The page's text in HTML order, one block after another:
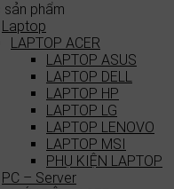
sản phẩm
Laptop
LAPTOP ACER
LAPTOP ASUS
LAPTOP DELL
LAPTOP HP
LAPTOP LG
LAPTOP LENOVO
LAPTOP MSI
PHỤ KIỆN LAPTOP
PC – Server